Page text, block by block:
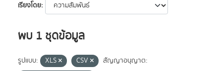
เรียงโดย
พบ 1 ชุดข้อมูล
รูปแบบ: XLS CSV
สัญญาอนุญาต: